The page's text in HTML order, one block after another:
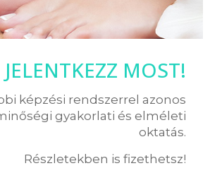
JELENTKEZZ MOST!
képzési rendszerrel azonos
gyakorlati és elméleti
oktatás.
Részletekben is fizethetsz!